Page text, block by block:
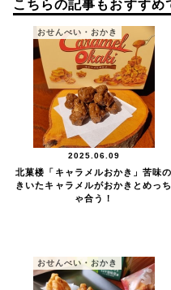
こちらの記事もおすすめ
おせんべい・おかき
2025.06.09
北菓楼「キャラメルおかき」苦味の
きいたキャラメルがおかきとめっち
ゃ合う！
おせんべい・おかき